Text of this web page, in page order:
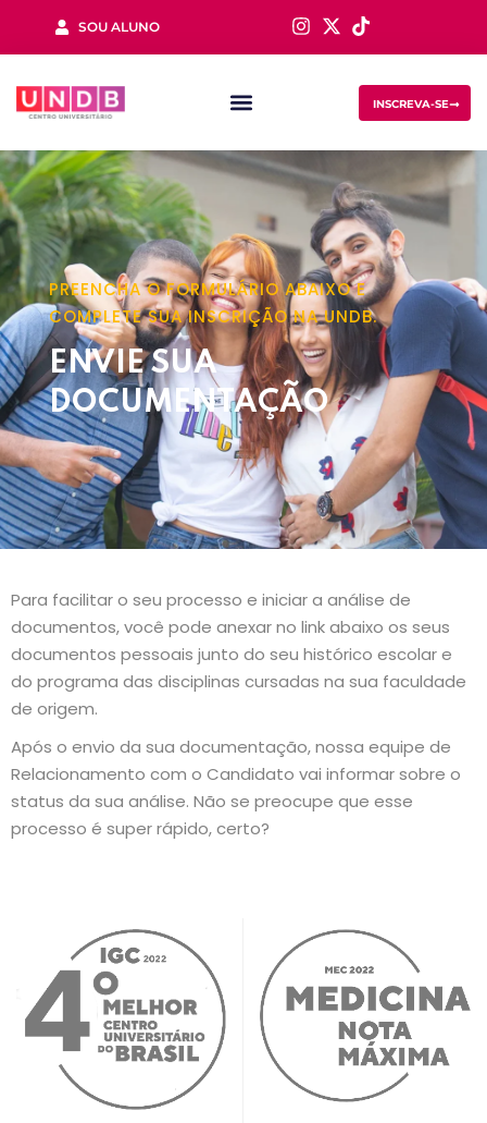
SOU ALUNO
INSCREVA-SE
PREENCHA O FORMULÁRIO ABAIXO E
COMPLETE SUA INSCRIÇÃO NA UNDB.
ENVIE SUA
DOCUMENTAÇÃO
Para facilitar o seu processo e iniciar a análise de
documentos, você pode anexar no link abaixo os seus
documentos pessoais junto do seu histórico escolar e
do programa das disciplinas cursadas na sua faculdade
de origem.
Após o envio da sua documentação, nossa equipe de
Relacionamento com o Candidato vai informar sobre o
status da sua análise. Não se preocupe que esse
processo é super rápido, certo?
Remember me Lost your password?